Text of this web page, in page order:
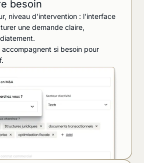
besoin
niveau d’intervention : l’interface
une demande claire,
accompagnent si besoin pour